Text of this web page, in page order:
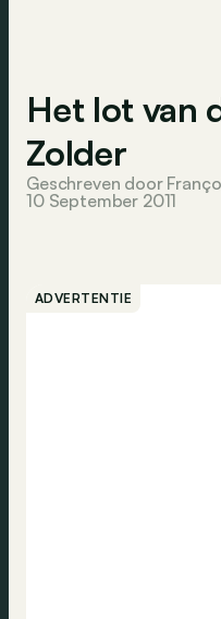
Het lot van
Zolder
Geschreven door
10 September 2011
ADVERTENTIE